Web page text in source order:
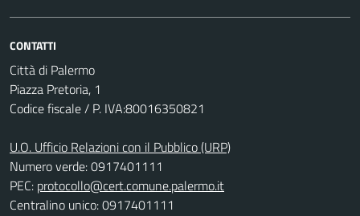
CONTATTI
Città di Palermo
Piazza Pretoria, 1
Codice fiscale / P. IVA:80016350821
U.O. Ufficio Relazioni con il Pubblico (URP)
Numero verde: 0917401111
PEC: protocollo@cert.comune.palermo.it
Centralino unico: 0917401111